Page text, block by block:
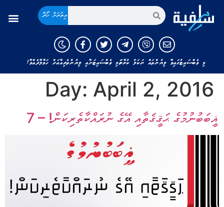
އިތުރަށް ހޯދާ
މި ވެބްސައިޓުގައިވާ ލިޔުންތައް ނަކަލު ކުރާނަމަ މި ވެބްސައިޓަށާއި ލިޔުންތެރިއާއަށް ހަވާލާދެއްވާ!
Day: April 2, 2016
ޣީބަބުނުމުގެ ޙަޤީޤަތާއި އޭގެ ނުރައްކާތެރިކަން! – 7